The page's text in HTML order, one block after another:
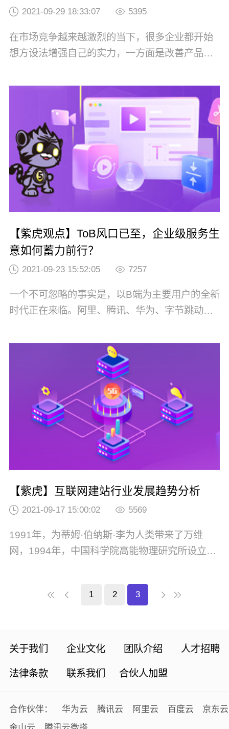
2021-09-29 18:33:07 5395
在市场竞争越来越激烈的当下，很多企业都开始
想方设法增强自己的实力，一方面是改善产品和
场。紫虎，作为紫虎集团旗下专注网站建设产业
的互联网平台。是紫虎集团旗下PSST研究院集
13年建站行业的研发经验，独立研发了“AI建
站”、“AI营销”、“紫虎云库”、“网页工具...
【紫虎观点】ToB风口已至，企业级服务生
意如何蓄力前行？
2021-09-23 15:52:05 7257
一个不可忽略的事实是，以B端为主要用户的全新
时代正在来临。阿里、腾讯、华为、字节跳动等
头布局：腾讯提出SaaS千帆计划、阿里“云钉一
体”加速整合、华为打造“耕云”计划、字节跳动高
调推出飞书......资本青睐：2020年1月-3月，ToB
行业共发生95起融资...
【紫虎】互联网建站行业发展趋势分析
2021-09-17 15:00:02 5569
1991年，为蒂姆·伯纳斯·李为人类带来了万维
网，1994年，中国科学院高能物理研究所设立了
如今，随着5G时代大的来临，各行各业的企业开
始拥抱互联网实现自己的商业梦。企业要想在互
1 2 3
关于我们 企业文化 团队介绍 人才招聘
法律条款 联系我们 合伙人加盟
合作伙伴： 华为云 腾讯云 阿里云 百度云
京东云